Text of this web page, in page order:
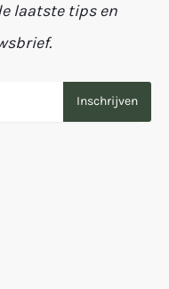
laatste tips en